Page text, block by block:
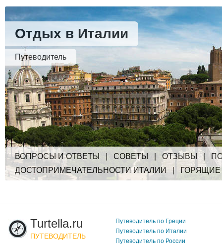
Отдых в Италии
Путеводитель
ВОПРОСЫ И ОТВЕТЫ СОВЕТЫ ОТЗЫВЫ |
ДОСТОПРИМЕЧАТЕЛЬНОСТИ ИТАЛИИ
ГОРЯЩИЕ
Turtella.ru
ПУТЕВОДИТЕЛЬ
Путеводитель по Греции
Путеводитель по Италии
Путеводитель по России